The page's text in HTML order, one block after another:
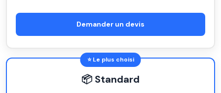
Demander un devis
⭐ Le plus choisi
📦 Standard